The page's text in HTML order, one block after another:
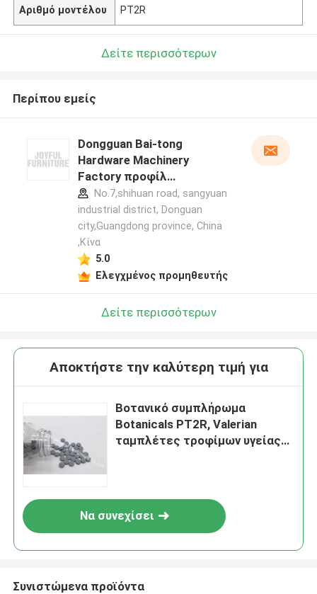
Αριθμό μοντέλου PT2R
Δείτε περισσότερων
Περίπου εμείς
Dongguan Bai-tong
Hardware Machinery
Factory προφίλ
κατασκευαστή
No.7,shihuan road, sangyuan
industrial district, Donguan
city,Guangdong province, China
,Κίνα
5.0
Ελεγχμένος προμηθευτής
Δείτε περισσότερων
Αποκτήστε την καλύτερη τιμή για
Βοτανικό συμπλήρωμα
Botanicals PT2R, Valerian
ταμπλέτες τροφίμων υγείας
Να συνεχίσει
Συνιστώμενα προϊόντα